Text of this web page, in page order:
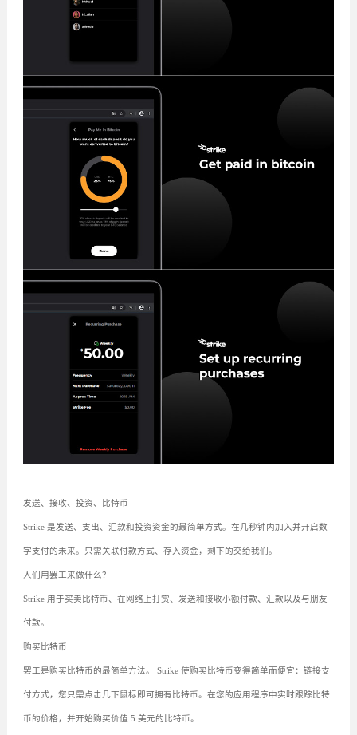
发送、接收、投资、比特币
Strike 是发送、支出、汇款和投资资金的最简单方式。在几秒钟内加入并开启数
字支付的未来。只需关联付款方式、存入资金，剩下的交给我们。
人们用罢工来做什么？
Strike 用于买卖比特币、在网络上打赏、发送和接收小额付款、汇款以及与朋友
付款。
购买比特币
罢工是购买比特币的最简单方法。 Strike 使购买比特币变得简单而便宜：链接支
付方式，您只需点击几下鼠标即可拥有比特币。在您的应用程序中实时跟踪比特
币的价格，并开始购买价值 5 美元的比特币。